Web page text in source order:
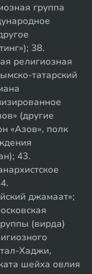
группа
38.
религиозная
татарский
(другие
«Азов», полк
43.
джамаат»;
(вирда)
Хаджи,
шейха овлия